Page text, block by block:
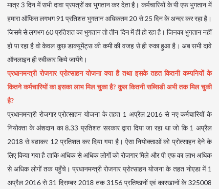
मात्र 3 दिन में सभी दावा प्रपत्रों का भुगतान कर देता है। कर्मचारियों के पी एफ भुगतान में
हमारा ऑफिस लगभग 91 प्रतिशत भुगतान अधिकतम 20 से 25 दिन के अन्दर कर रहा है।
जिसमे से लगभग 60 प्रतिशत का भुगतान तो तीन दिन में ही हो रहा है। जिनका भुगतान नहीं
हो पा रहा है वो केवल कुछ डाक्यूमेंट्स की कमी की वजह से ही रुका हुआ है। अब सभी दावे
ऑनलाइन ही स्वीकार किये जायेंगे।
प्रधानमन्त्री रोजगार प्रोत्साहन योजना क्या है तथा इसके तहत कितनी कम्पनियों के
कितने कर्मचारियों का इसका लाभ मिल चुका है? कुल कितनी सब्सिडी अभी तक मिल चुकी
है?
प्रधानमन्त्री रोजगार प्रोत्साहन योजना के तहत 1 अप्रैल 2016 से नए कर्मचारियों के
नियोक्ता के अंशदान का 8.33 प्रतिशत सरकार द्वारा दिया जा रहा था जो कि 1 अप्रैल
2018 से बढाकर 12 प्रतिशत कर दिया गया है। ऐसा नियोक्ताओं को प्रोत्साहन देने के
लिए किया गया है ताकि अधिक से अधिक लोगों को रोजगार मिले और पी एफ का लाभ अधिक
से अधिक लोगों तक पहुँचे। प्रधानमन्त्री रोजगार प्रोत्साहन योजना के तहत नोएडा में 1
अप्रैल 2016 से 31 दिसम्बर 2018 तक 3156 प्रतिष्ठानों एवं कारखानों के 325008